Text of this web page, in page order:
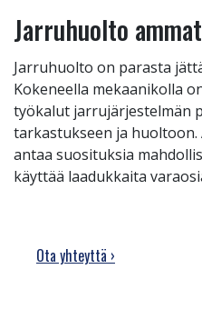
Jarruhuolto
Jarruhuolto on parasta
Kokeneella mekaanikolla
työkalut jarrujärjestelmän
tarkastukseen ja huoltoon.
antaa suosituksia
käyttää laadukkaita
Ota yhteyttä ›